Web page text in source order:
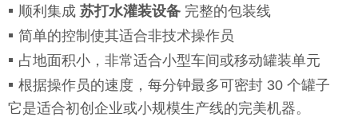
▪ 顺利集成 苏打水灌装设备 完整的包装线
▪ 简单的控制使其适合非技术操作员
▪ 占地面积小，非常适合小型车间或移动罐装单元
▪ 根据操作员的速度，每分钟最多可密封 30 个罐子
它是适合初创企业或小规模生产线的完美机器。